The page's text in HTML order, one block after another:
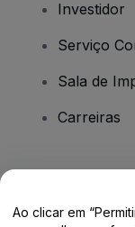
Investidor
Serviço
Sala de
Carreiras
Ao clicar em